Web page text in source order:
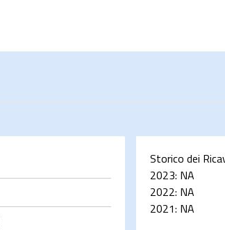
Storico dei
2023: NA
2022: NA
2021: NA